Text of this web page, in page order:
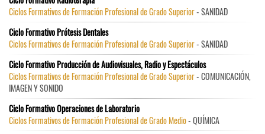
Ciclos Formativos de Formación Profesional de Grado Superior- SANIDAD
Ciclo Formativo Prótesis Dentales
Ciclos Formativos de Formación Profesional de Grado Superior- SANIDAD
Ciclo Formativo Producción de Audiovisuales, Radio y Espectáculos
Ciclos Formativos de Formación Profesional de Grado Superior- COMUNICACIÓN,
IMAGEN Y SONIDO
Ciclo Formativo Operaciones de Laboratorio
Ciclos Formativos de Formación Profesional de Grado Medio- QUÍMICA